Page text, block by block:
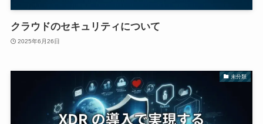
クラウドのセキュリティについて
2025年6月26日
未分類